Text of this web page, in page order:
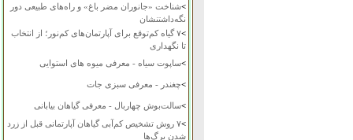
>شناخت «جانوران مضر باغ» و راه‌های طبیعی دور
نگه‌داشتنشان
>
۷ گیاه کم‌توقع برای آپارتمان‌های کم‌نور؛ از انتخاب
تا نگهداری
>ساپوت سیاه - معرفی میوه های استوایی
>چغندر - معرفی سبزی جات
>سالت‌بوش چهاربال - معرفی گیاهان بیابانی
>
۷ روش تشخیص کم‌آبی گیاهان آپارتمانی قبل از زرد
شدن برگ‌ها